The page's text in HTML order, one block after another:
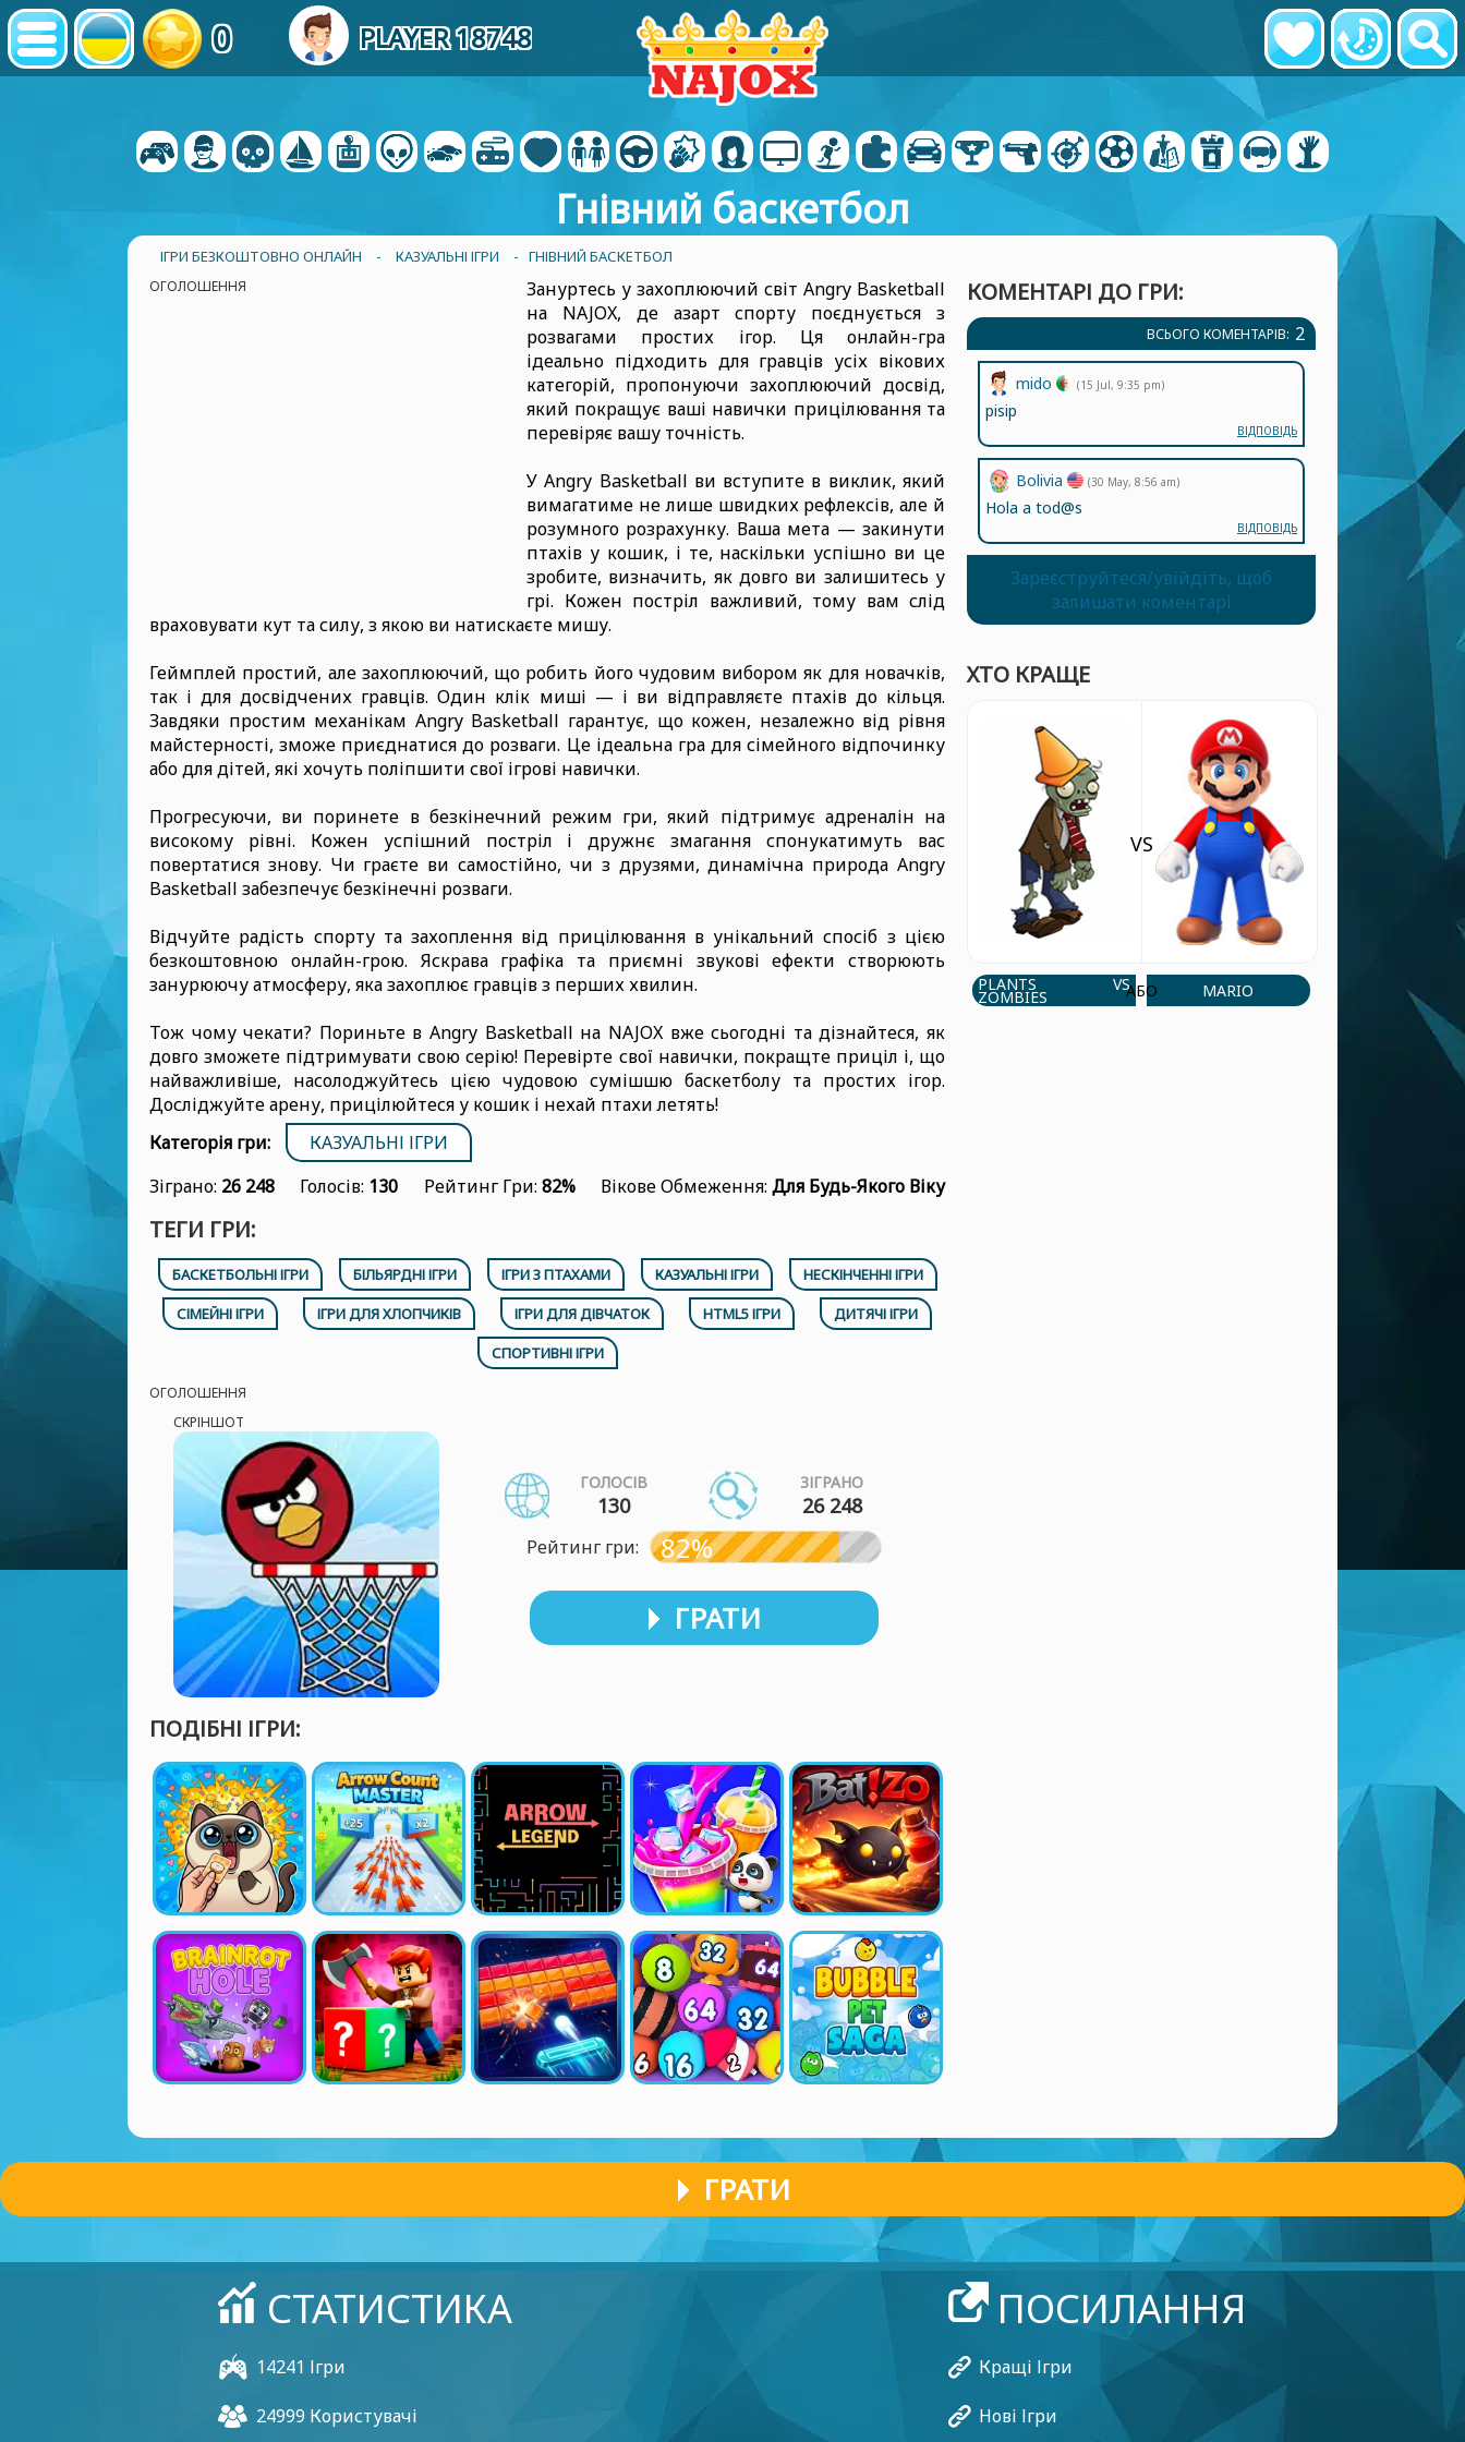
0 PLAYER 18748
Гнівний баскетбол
ІГРИ БЕЗКОШТОВНО ОНЛАЙН - КАЗУАЛЬНІ ІГРИ - ГНІВНИЙ БАСКЕТБОЛ
ОГОЛОШЕННЯ
Зануртесь у захоплюючий світ Angry Basketball
на NAJOX, де азарт спорту поєднується з
розвагами простих ігор. Ця онлайн-гра
ідеально підходить для гравців усіх вікових
категорій, пропонуючи захоплюючий досвід,
який покращує ваші навички прицілювання та
перевіряє вашу точність.
У Angry Basketball ви вступите в виклик, який
вимагатиме не лише швидких рефлексів, але й
розумного розрахунку. Ваша мета — закинути
птахів у кошик, і те, наскільки успішно ви це
зробите, визначить, як довго ви залишитесь у
грі. Кожен постріл важливий, тому вам слід
враховувати кут та силу, з якою ви натискаєте мишу.
Геймплей простий, але захоплюючий, що робить його чудовим вибором як для новачків,
так і для досвідчених гравців. Один клік миші — і ви відправляєте птахів до кільця.
Завдяки простим механікам Angry Basketball гарантує, що кожен, незалежно від рівня
майстерності, зможе приєднатися до розваги. Це ідеальна гра для сімейного відпочинку
або для дітей, які хочуть поліпшити свої ігрові навички.
Прогресуючи, ви поринете в безкінечний режим гри, який підтримує адреналін на
високому рівні. Кожен успішний постріл і дружнє змагання спонукатимуть вас
повертатися знову. Чи граєте ви самостійно, чи з друзями, динамічна природа Angry
Basketball забезпечує безкінечні розваги.
Відчуйте радість спорту та захоплення від прицілювання в унікальний спосіб з цією
безкоштовною онлайн-грою. Яскрава графіка та приємні звукові ефекти створюють
занурюючу атмосферу, яка захоплює гравців з перших хвилин.
Тож чому чекати? Пориньте в Angry Basketball на NAJOX вже сьогодні та дізнайтеся, як
довго зможете підтримувати свою серію! Перевірте свої навички, покращте приціл і, що
найважливіше, насолоджуйтесь цією чудовою сумішшю баскетболу та простих ігор.
Досліджуйте арену, прицілюйтеся у кошик і нехай птахи летять!
Категорія гри:
КАЗУАЛЬНІ ІГРИ
Зіграно: 26 248 Голосів: 130 Рейтинг Гри: 82% Вікове Обмеження: Для Будь-Якого Віку
ТЕГИ ГРИ:
БАСКЕТБОЛЬНІ ІГРИ БІЛЬЯРДНІ ІГРИ ІГРИ З ПТАХАМИ КАЗУАЛЬНІ ІГРИ
НЕСКІНЧЕННІ ІГРИ
СІМЕЙНІ ІГРИ
ІГРИ ДЛЯ ХЛОПЧИКІВ ІГРИ ДЛЯ ДІВЧАТОК HTML5 ІГРИ
ДИТЯЧІ ІГРИ
СПОРТИВНІ ІГРИ
ОГОЛОШЕННЯ
СКРІНШОТ
ГОЛОСІВ
130
ЗІГРАНО
26 248
Рейтинг гри: 82%
ГРАТИ
ПОДІБНІ ІГРИ:
КОМЕНТАРІ ДО ГРИ:
ВСЬОГО КОМЕНТАРІВ: 2
Bolivia (30 May, 8:56 am)
Hola a tod@s
ВІДПОВІДЬ
mido (15 Jul, 9:35 pm)
pisip
ВІДПОВІДЬ
Зареєструйтеся/увійдіть, щоб
залишати коментарі
ХТО КРАЩЕ
PLANTS VS
ZOMBIES
VS
АБО MARIO
ГРАТИ
СТАТИСТИКА
14241 Ігри
24999 Користувачі
ПОСИЛАННЯ
Кращі Ігри
Нові Ігри